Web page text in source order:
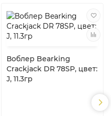
Воблер Bearking
Crackjack DR 78SP, цвет:
J, 11.3гр